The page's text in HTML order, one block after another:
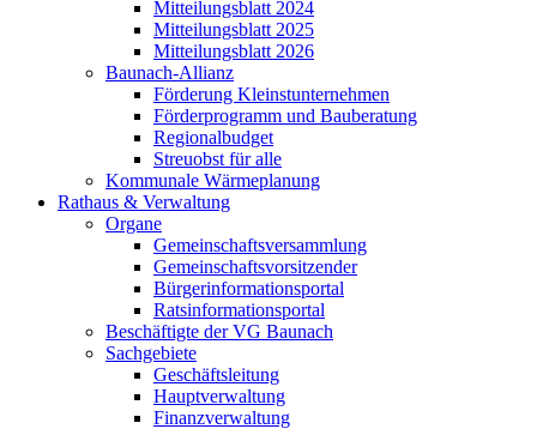
Mitteilungsblatt 2024
Mitteilungsblatt 2025
Mitteilungsblatt 2026
Baunach-Allianz
Förderung Kleinstunternehmen
Förderprogramm und Bauberatung
Regionalbudget
Streuobst für alle
Kommunale Wärmeplanung
Rathaus & Verwaltung
Organe
Gemeinschaftsversammlung
Gemeinschaftsvorsitzender
Bürgerinformationsportal
Ratsinformationsportal
Beschäftigte der VG Baunach
Sachgebiete
Geschäftsleitung
Hauptverwaltung
Finanzverwaltung